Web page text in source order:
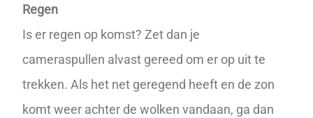
Regen
Is er regen op komst? Zet dan je
cameraspullen alvast gereed om er op uit te
trekken. Als het net geregend heeft en de zon
komt weer achter de wolken vandaan, ga dan